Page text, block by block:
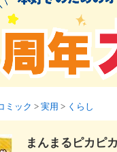
ミック > 実用 > くらし
まんまるピカピ